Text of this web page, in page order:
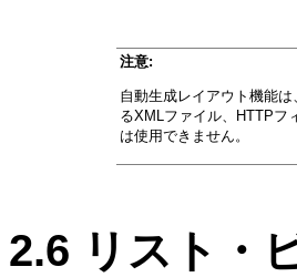
注意:
自動生成レイアウト機能
るXMLファイル、HTTPフ
は使用できません。
2.6 リスト・